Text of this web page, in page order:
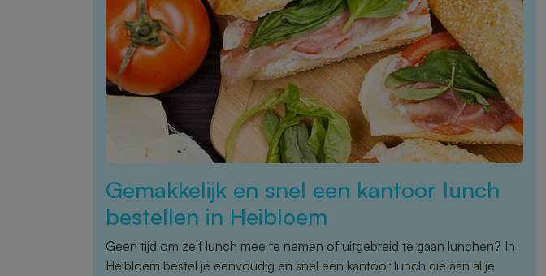
Gemakkelijk en snel een kantoor lunch
bestellen in Heibloem
Geen tijd om zelf lunch mee te nemen of uitgebreid te gaan lunchen? In
Heibloem bestel je eenvoudig en snel een kantoor lunch die aan al je